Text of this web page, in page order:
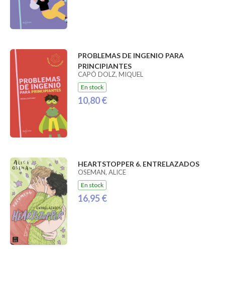
PROBLEMAS DE INGENIO PARA
PRINCIPIANTES
CAPÓ DOLZ, MIQUEL
En stock
10,80 €
HEARTSTOPPER 6. ENTRELAZADOS
OSEMAN, ALICE
En stock
16,95 €